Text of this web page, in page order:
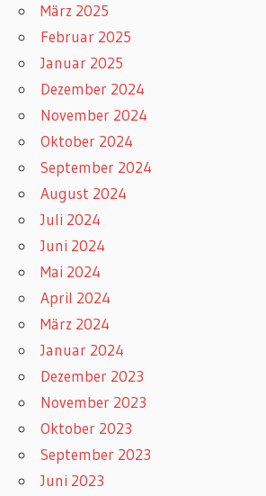
März 2025
Februar 2025
Januar 2025
Dezember 2024
November 2024
Oktober 2024
September 2024
August 2024
Juli 2024
Juni 2024
Mai 2024
April 2024
März 2024
Januar 2024
Dezember 2023
November 2023
Oktober 2023
September 2023
Juni 2023